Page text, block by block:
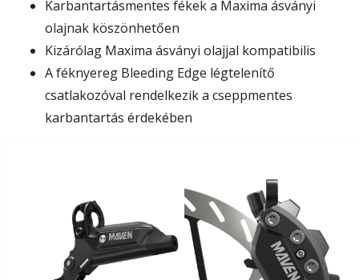
Karbantartásmentes fékek a Maxima ásványi
olajnak köszönhetően
Kizárólag Maxima ásványi olajjal kompatibilis
A féknyereg Bleeding Edge légtelenítő
csatlakozóval rendelkezik a cseppmentes
karbantartás érdekében